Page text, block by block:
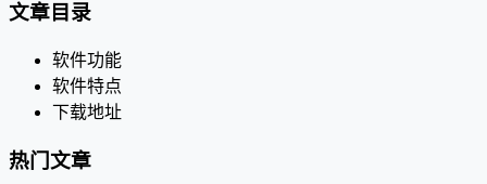
文章目录
软件功能
软件特点
下载地址
热门文章